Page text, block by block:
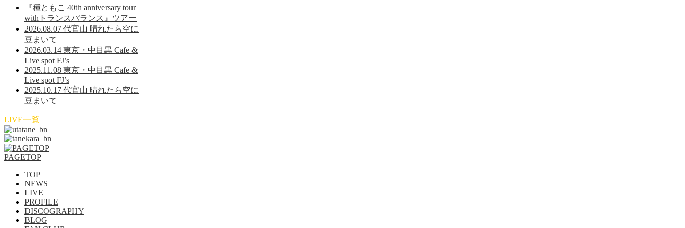
『種ともこ 40th anniversary tour
withトランスパランス』ツアー
2026.08.07 代官山 晴れたら空に
豆まいて
2026.03.14 東京・中目黒 Cafe &
Live spot FJ’s
2025.11.08 東京・中目黒 Cafe &
Live spot FJ’s
2025.10.17 代官山 晴れたら空に
豆まいて
LIVE一覧
PAGETOP
TOP
NEWS
LIVE
PROFILE
DISCOGRAPHY
BLOG